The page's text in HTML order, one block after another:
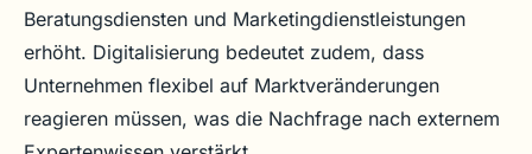
Beratungsdiensten und Marketingdienstleistungen
erhöht. Digitalisierung bedeutet zudem, dass
Unternehmen flexibel auf Marktveränderungen
reagieren müssen, was die Nachfrage nach externem